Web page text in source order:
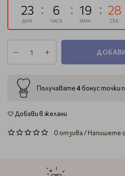
23
ДНИ
6
ЧАСА
19
МИН.
27
СЕК.
Получавате4бонус точки
Добави в желани
0 отзива/Напишете